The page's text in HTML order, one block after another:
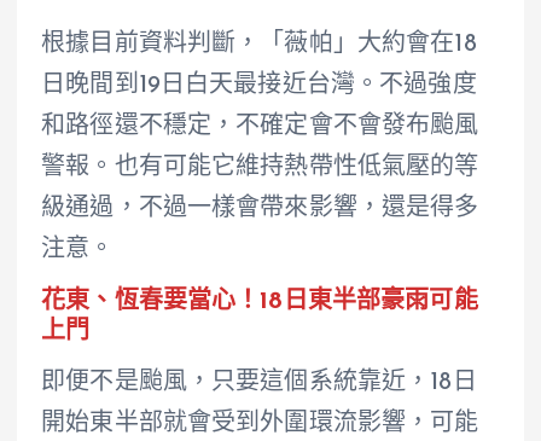
根據目前資料判斷，「薇帕」大約會在18
日晚間到19日白天最接近台灣。不過強度
和路徑還不穩定，不確定會不會發布颱風
警報。也有可能它維持熱帶性低氣壓的等
級通過，不過一樣會帶來影響，還是得多
注意。
花東、恆春要當心！18日東半部豪雨可能
上門
即便不是颱風，只要這個系統靠近，18日
開始東半部就會受到外圍環流影響，可能